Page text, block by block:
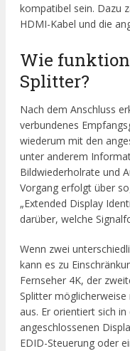
kompatibel sein. Dazu
HDMI-Kabel und die
Wie
Splitter?
Nach dem Anschluss
verbundenes
wiederum mit den
unter anderem
Bildwiederholrate und
Vorgang erfolgt über
„Extended Display
darüber, welche
Wenn zwei
kann es zu
Fernseher 4K, der
Splitter möglicherweise
aus. Er orientiert sich
angeschlossenen
EDID-Steuerung oder